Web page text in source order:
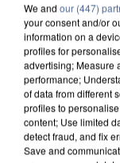
L’UN DES
MAFIA
We and our (447)
your consent and/or
information on a
profiles for
advertising; Measure
performance;
of data from different
profiles to
content; Use limited
detect fraud, and fix
Save and